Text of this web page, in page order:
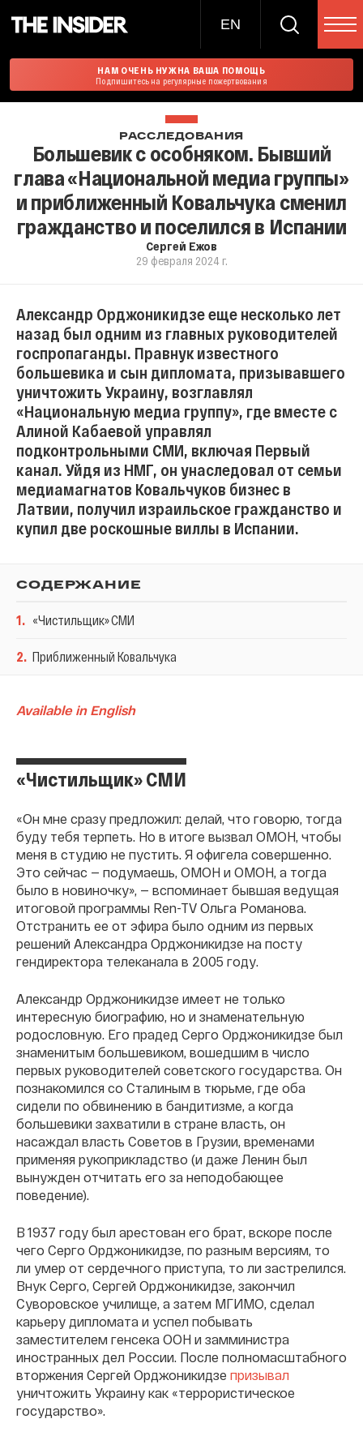
EN
НАМ ОЧЕНЬ НУЖНА ВАША ПОМОЩЬ
Подпишитесь на регулярные пожертвования
РАССЛЕДОВАНИЯ
Большевик с особняком. Бывший
глава «Национальной медиа группы»
и приближенный Ковальчука сменил
гражданство и поселился в Испании
Сергей Ежов
29 февраля 2024 г.
Александр Орджоникидзе еще несколько лет
назад был одним из главных руководителей
госпропаганды. Правнук известного
большевика и сын дипломата, призывавшего
уничтожить Украину, возглавлял
«Национальную медиа группу», где вместе с
Алиной Кабаевой управлял
подконтрольными СМИ, включая Первый
канал. Уйдя из НМГ, он унаследовал от семьи
медиамагнатов Ковальчуков бизнес в
Латвии, получил израильское гражданство и
купил две роскошные виллы в Испании.
СОДЕРЖАНИЕ
1. «Чистильщик» СМИ
2. Приближенный Ковальчука
Available in English
«Чистильщик» СМИ
«Он мне сразу предложил: делай, что говорю, тогда
буду тебя терпеть. Но в итоге вызвал ОМОН, чтобы
меня в студию не пустить. Я офигела совершенно.
Это сейчас — подумаешь, ОМОН и ОМОН, а тогда
было в новиночку», — вспоминает бывшая ведущая
итоговой программы Ren-TV Ольга Романова.
Отстранить ее от эфира было одним из первых
решений Александра Орджоникидзе на посту
гендиректора телеканала в 2005 году.
Александр Орджоникидзе имеет не только
интересную биографию, но и знаменательную
родословную. Его прадед Серго Орджоникидзе был
знаменитым большевиком, вошедшим в число
первых руководителей советского государства. Он
познакомился со Сталиным в тюрьме, где оба
сидели по обвинению в бандитизме, а когда
большевики захватили в стране власть, он
насаждал власть Советов в Грузии, временами
применяя рукоприкладство (и даже Ленин был
вынужден отчитать его за неподобающее
поведение).
В 1937 году был арестован его брат, вскоре после
чего Серго Орджоникидзе, по разным версиям, то
ли умер от сердечного приступа, то ли застрелился.
Внук Серго, Сергей Орджоникидзе, закончил
Суворовское училище, а затем МГИМО, сделал
карьеру дипломата и успел побывать
заместителем генсека ООН и замминистра
иностранных дел России. После полномасштабного
вторжения Сергей Орджоникидзе призывал
уничтожить Украину как «террористическое
государство».